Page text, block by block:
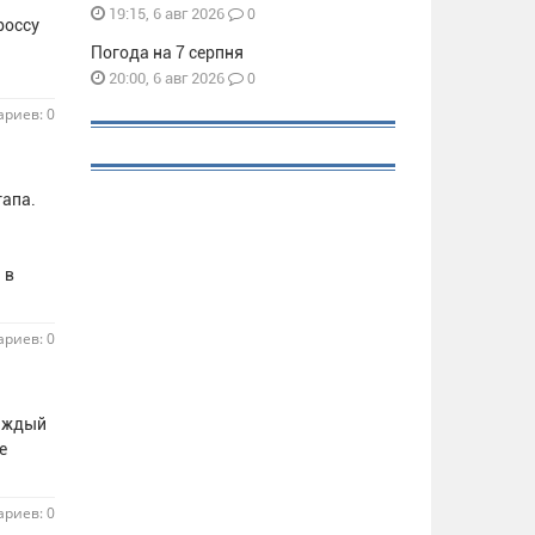
0
в
0
0
19:15, 6 авг 2026 0
Погода на 7 серпня
20:00, 6 авг 2026 0